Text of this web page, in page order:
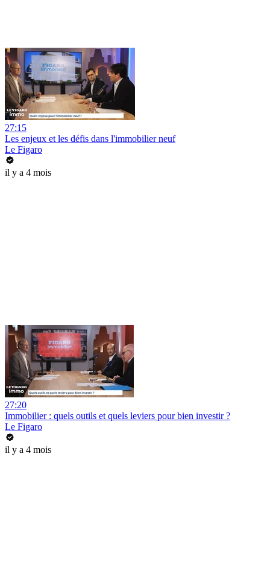
27:15
Les enjeux et les défis dans l'immobilier neuf
Le Figaro
il y a 4 mois
27:20
Immobilier : quels outils et quels leviers pour bien investir ?
Le Figaro
il y a 4 mois